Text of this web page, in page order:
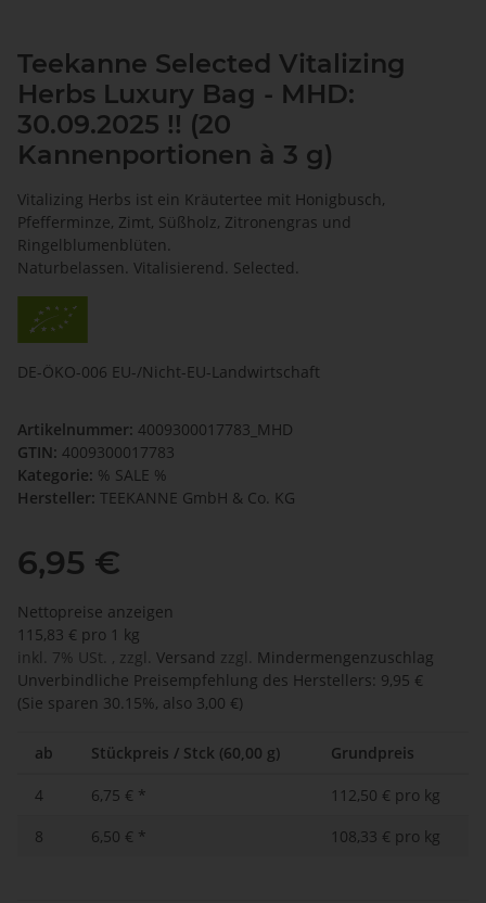
Teekanne Selected Vitalizing
Herbs Luxury Bag - MHD:
30.09.2025 !! (20
Kannenportionen à 3 g)
Vitalizing Herbs ist ein Kräutertee mit Honigbusch,
Pfefferminze, Zimt, Süßholz, Zitronengras und
Ringelblumenblüten.
Naturbelassen. Vitalisierend. Selected.
DE-ÖKO-006 EU-/Nicht-EU-Landwirtschaft
Artikelnummer: 4009300017783_MHD
GTIN: 4009300017783
Kategorie: % SALE %
Hersteller: TEEKANNE GmbH & Co. KG
6,95 €
Nettopreise anzeigen
115,83 € pro 1 kg
inkl. 7% USt. , zzgl. Versand zzgl.
Mindermengenzuschlag
Unverbindliche Preisempfehlung des Herstellers: 9,95 €
(Sie sparen 30.15%, also 3,00 €)
ab Stückpreis / Stck (60,00 g) Grundpreis
4 6,75 € *
112,50 € pro kg
8
6,50 € * 108,33 € pro kg